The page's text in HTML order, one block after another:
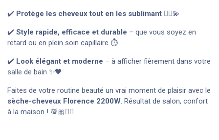
✔️ Protège les cheveux tout en les sublimant 💆‍♀️💫
✔️ Style rapide, efficace et durable – que vous soyez en
retard ou en plein soin capillaire ⏱️
✔️ Look élégant et moderne – à afficher fièrement dans votre
salle de bain ✨🖤
Faites de votre routine beauté un vrai moment de plaisir avec le
sèche-cheveux Florence 2200W. Résultat de salon, confort
à la maison ! 💯🎀💇‍♀️